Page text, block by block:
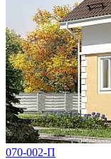
070-002-П